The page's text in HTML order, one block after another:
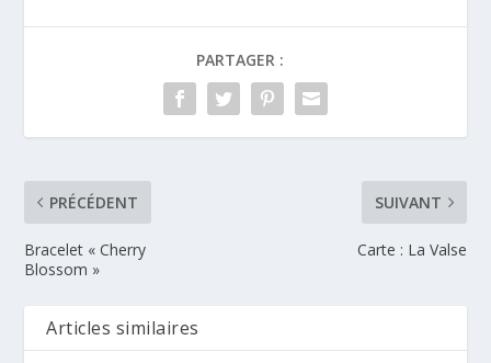
PARTAGER :
PRÉCÉDENT
Bracelet « Cherry
Blossom »
SUIVANT
Carte : La Valse
Articles similaires